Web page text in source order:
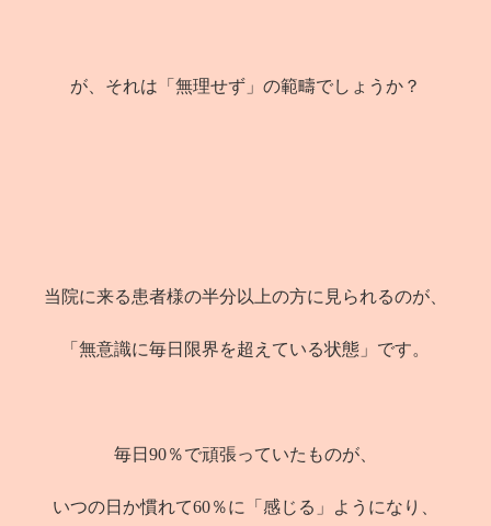
が、それは「無理せず」の範疇でしょうか？
当院に来る患者様の半分以上の方に見られるのが、
「無意識に毎日限界を超えている状態」です。
毎日90％で頑張っていたものが、
いつの日か慣れて60％に「感じる」ようになり、